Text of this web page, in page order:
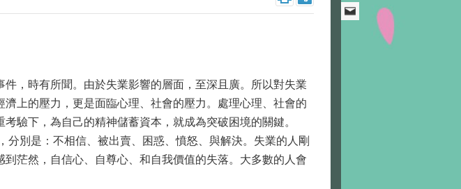
時有所聞。由於失業影響的層面，至深且廣。所以對失業
上的壓力，更是面臨心理、社會的壓力。處理心理、社會的
驗下，為自己的精神儲蓄資本，就成為突破困境的關鍵。
別是：不相信、被出賣、困惑、憤怒、與解決。失業的人剛
茫然，自信心、自尊心、和自我價值的失落。大多數的人會